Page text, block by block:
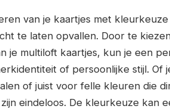
van je kaartjes met
te laten opvallen. Door te
je multiloft kaartjes, kun je een
of persoonlijke stijl. Of
of juist voor felle kleuren die
eindeloos. De kleurkeuze kan